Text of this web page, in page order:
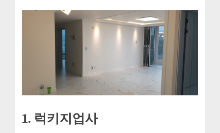
1. 럭키지업사